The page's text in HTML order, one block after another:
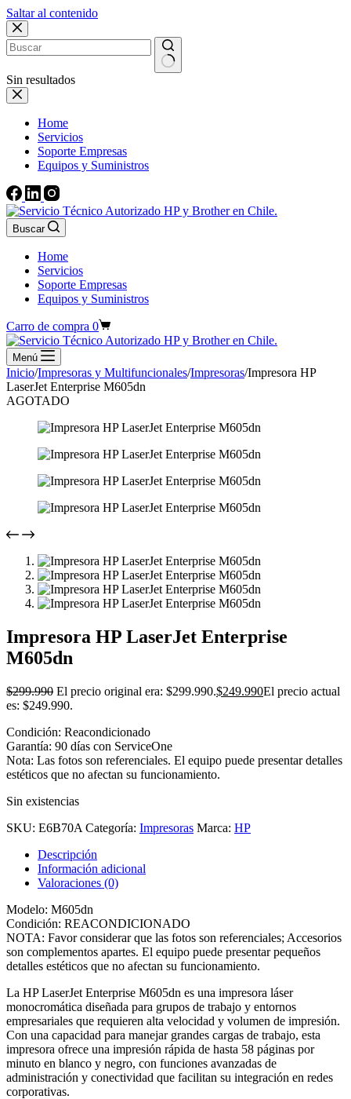
Saltar al contenido
Sin resultados
Home
Servicios
Soporte Empresas
Equipos y Suministros
Buscar
Home
Servicios
Soporte Empresas
Equipos y Suministros
Carro de compra 0
Menú
Inicio/Impresoras y Multifuncionales/Impresoras/Impresora HP
LaserJet Enterprise M605dn
AGOTADO
Impresora HP LaserJet Enterprise
M605dn
$299.990 El precio original era: $299.990.$249.990El precio actual
es: $249.990.
Condición: Reacondicionado
Garantía: 90 días con ServiceOne
Nota: Las fotos son referenciales. El equipo puede presentar detalles
estéticos que no afectan su funcionamiento.
Sin existencias
SKU: E6B70A Categoría: Impresoras Marca: HP
Descripción
Información adicional
Valoraciones (0)
Modelo: M605dn
Condición: REACONDICIONADO
NOTA: Favor considerar que las fotos son referenciales; Accesorios
son complementos apartes. El equipo puede presentar pequeños
detalles estéticos que no afectan su funcionamiento.
La HP LaserJet Enterprise M605dn es una impresora láser
monocromática diseñada para grupos de trabajo y entornos
empresariales que requieren alta velocidad y volumen de impresión.
Con una capacidad para manejar grandes cargas de trabajo, esta
impresora ofrece una impresión rápida de hasta 58 páginas por
minuto en blanco y negro, con funciones avanzadas de
administración y conectividad que facilitan su integración en redes
corporativas.